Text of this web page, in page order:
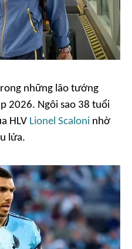
những lão tướng
2026. Ngôi sao 38 tuổi
HLV Lionel Scaloni nhờ
lửa.